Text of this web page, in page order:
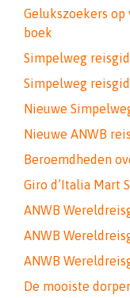
Gelukszoekers
boek
Simpelweg
Simpelweg
Nieuwe
Nieuwe ANWB
Beroemdheden
Giro d’Italia Mart
ANWB
ANWB
ANWB
De mooiste